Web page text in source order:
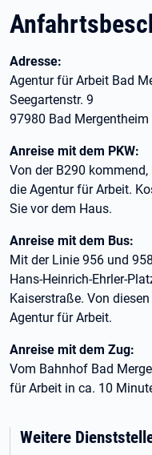
Adresse:
Agentur für Arbeit Bad
Seegartenstr. 9
97980 Bad Mergentheim
Anreise mit dem PKW:
Von der B290
die Agentur für Arbeit.
Sie vor dem Haus.
Anreise mit dem Bus:
Mit der Linie 956 und
Hans-Heinrich-Ehrler-
Kaiserstraße. Von
Agentur für Arbeit.
Anreise mit dem Zug:
Vom Bahnhof Bad
für Arbeit in ca. 10
Weitere